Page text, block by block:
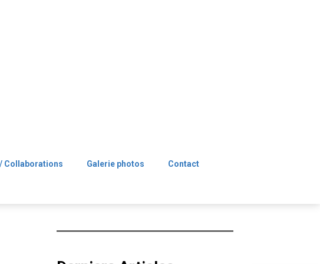
Collaborations Galerie photos Contact